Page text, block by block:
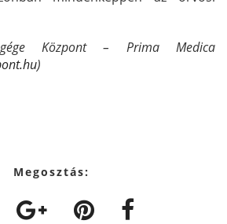
Központ – Prima Medica
)
Megosztás: